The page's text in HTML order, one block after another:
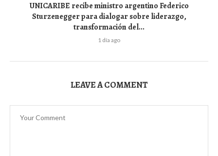
UNICARIBE recibe ministro argentino Federico
Sturzenegger para dialogar sobre liderazgo,
transformación del...
1 día ago
LEAVE A COMMENT